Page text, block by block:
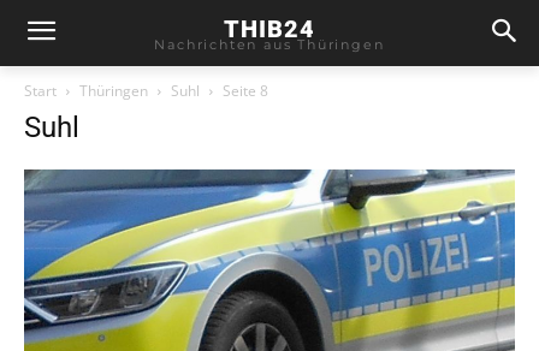
THIB24
Nachrichten aus Thüringen
Start Thüringen Suhl Seite 8
Suhl